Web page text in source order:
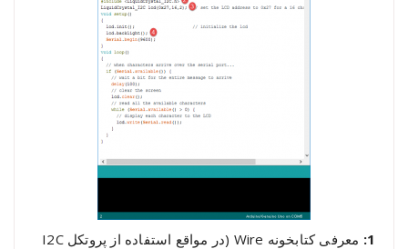
1:
معرفی کتابخونه Wire (در مواقع استفاده از پروتکل I2C